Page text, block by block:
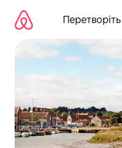
вмісту